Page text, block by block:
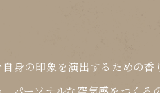
身の印象を演出するための香